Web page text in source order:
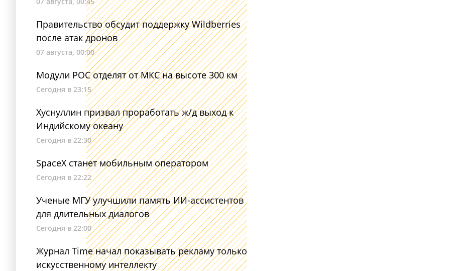
Правительство обсудит поддержку Wildberries
после атак дронов
07 августа, 00:00
Модули РОС отделят от МКС на высоте 300 км
Сегодня в 23:15
Хуснуллин призвал проработать ж/д выход к
Индийскому океану
Сегодня в 22:30
SpaceX станет мобильным оператором
Сегодня в 22:22
Ученые МГУ улучшили память ИИ-ассистентов
для длительных диалогов
Сегодня в 22:00
Журнал Time начал показывать рекламу только
искусственному интеллекту